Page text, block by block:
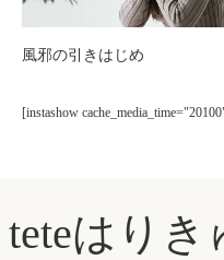
風邪の引きはじめ
[instashow
teteはりき